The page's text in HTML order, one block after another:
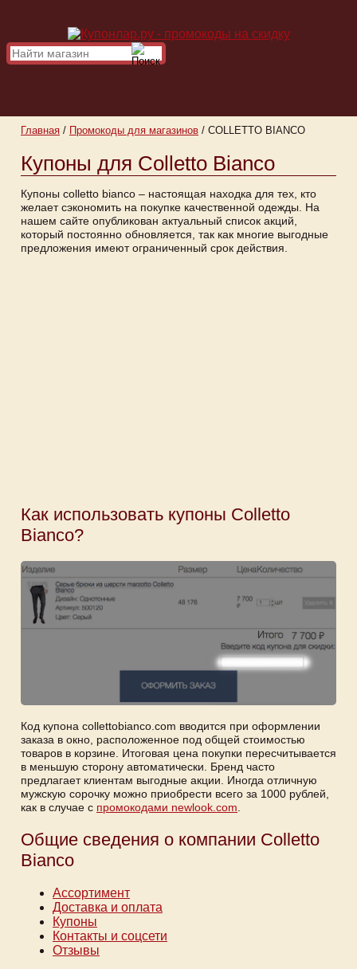
Главная / Промокоды для магазинов / COLLETTO BIANCO
Купоны для Colletto Bianco
Купоны colletto bianco – настоящая находка для тех, кто
желает сэкономить на покупке качественной одежды. На
нашем сайте опубликован актуальный список акций,
который постоянно обновляется, так как многие выгодные
предложения имеют ограниченный срок действия.
Как использовать купоны Colletto
Bianco?
Код купона collettobianco.com вводится при оформлении
заказа в окно, расположенное под общей стоимостью
товаров в корзине. Итоговая цена покупки пересчитывается
в меньшую сторону автоматически. Бренд часто
предлагает клиентам выгодные акции. Иногда отличную
мужскую сорочку можно приобрести всего за 1000 рублей,
как в случае с промокодами newlook.com.
Общие сведения о компании Colletto
Bianco
Ассортимент
Доставка и оплата
Купоны
Контакты и соцсети
Отзывы